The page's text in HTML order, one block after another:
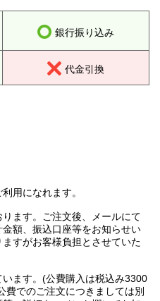
銀行振り込み
代金引換
用になれます。
ます。ご注文後、メールにて
額、振込口座等をお知らせい
すがお客様負担とさせていた
ます。(公費購入は税込み3300
費でのご注文につきましては別